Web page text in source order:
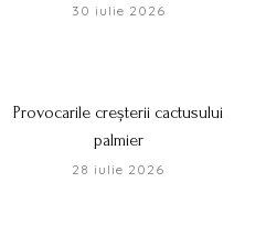
30 iulie 2026
Provocarile creșterii cactusului
palmier
28 iulie 2026